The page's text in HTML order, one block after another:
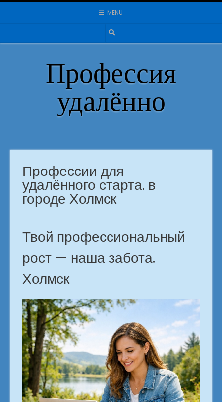
Skip
MENU
Профессия
удалённо
Профессии для
удалённого старта. в
городе Холмск
Твой профессиональный
рост — наша забота.
Холмск